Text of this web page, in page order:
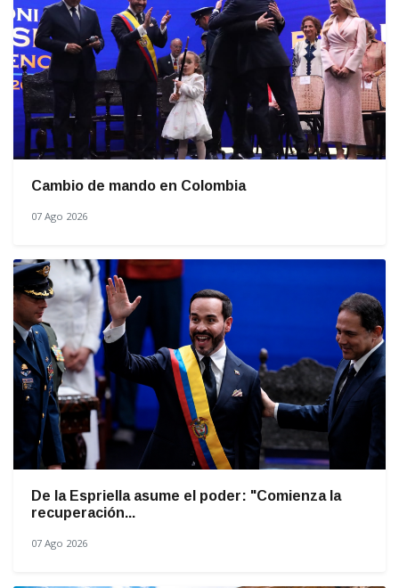
Cambio de mando en Colombia
07 Ago 2026
De la Espriella asume el poder: "Comienza la
recuperación...
07 Ago 2026